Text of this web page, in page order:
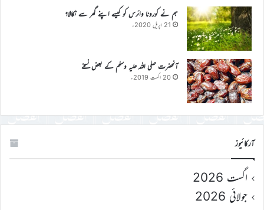
ہم نے کورونا وائرس کو کیسے اپنے گھر سے نکالا؟
21 اپریل 2020ء
آنحضرت صلی اللہ علیہ وسلم کے بعض نسخے
20 اگست 2019ء
آرکائیوز
اگست 2026
جولائی 2026